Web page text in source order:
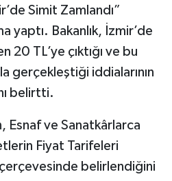
Simit Zamlandı”
yaptı. Bakanlık, İzmir’de
20 TL’ye çıktığı ve bu
gerçekleştiği iddialarının
belirtti.
ve Sanatkârlarca
Fiyat Tarifeleri
belirlendiğini